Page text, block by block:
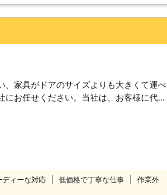
、家具がドアのサイズよりも大きくて運べ
にお任せください。当社は、お客様に代わ
で移動いたします。狭いスペースや螺旋階
る人はお気軽にご相談ください。 大型
を痛めたり家具に傷がついたりしてしま
せずにご自身で対応できそうにないとき
。あらゆる家具の移動を経験しております
れたスタッフが丁寧に対応させて頂きま
ディーな対応 低価格で丁寧な仕事
作業外